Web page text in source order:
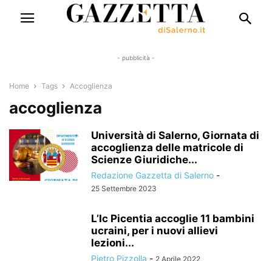
- pubblicità -
Home Tags Accoglienza
accoglienza
Università di Salerno, Giornata di
accoglienza delle matricole di
Scienze Giuridiche...
Redazione Gazzetta di Salerno -
25 Settembre 2023
L’Ic Picentia accoglie 11 bambini
ucraini, per i nuovi allievi
lezioni...
Pietro Pizzolla - 2 Aprile 2022